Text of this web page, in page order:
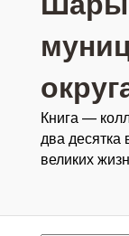
Книга —
два десятка
великих